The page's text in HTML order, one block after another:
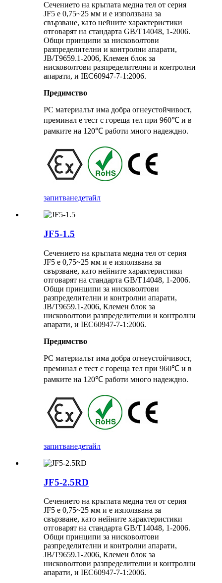
Сечението на кръглата медна тел от серия
JF5 е 0,75~25 мм и е използвана за
свързване, като нейните характеристики
отговарят на стандарта GB/T14048, 1-2006.
Общи принципи за нисковолтови
разпределителни и контролни апарати,
JB/T9659.1-2006, Клемен блок за
нисковолтови разпределителни и контролни
апарати, и IEC60947-7-1:2006.
Предимство
PC материалът има добра огнеустойчивост,
преминал е тест с гореща тел при 960℃ и в
рамките на 120℃ работи много надеждно.
запитванедетайл
JF5-1.5
Сечението на кръглата медна тел от серия
JF5 е 0,75~25 мм и е използвана за
свързване, като нейните характеристики
отговарят на стандарта GB/T14048, 1-2006.
Общи принципи за нисковолтови
разпределителни и контролни апарати,
JB/T9659.1-2006, Клемен блок за
нисковолтови разпределителни и контролни
апарати, и IEC60947-7-1:2006.
Предимство
PC материалът има добра огнеустойчивост,
преминал е тест с гореща тел при 960℃ и в
рамките на 120℃ работи много надеждно.
запитванедетайл
JF5-2.5RD
Сечението на кръглата медна тел от серия
JF5 е 0,75~25 мм и е използвана за
свързване, като нейните характеристики
отговарят на стандарта GB/T14048, 1-2006.
Общи принципи за нисковолтови
разпределителни и контролни апарати,
JB/T9659.1-2006, Клемен блок за
нисковолтови разпределителни и контролни
апарати, и IEC60947-7-1:2006.